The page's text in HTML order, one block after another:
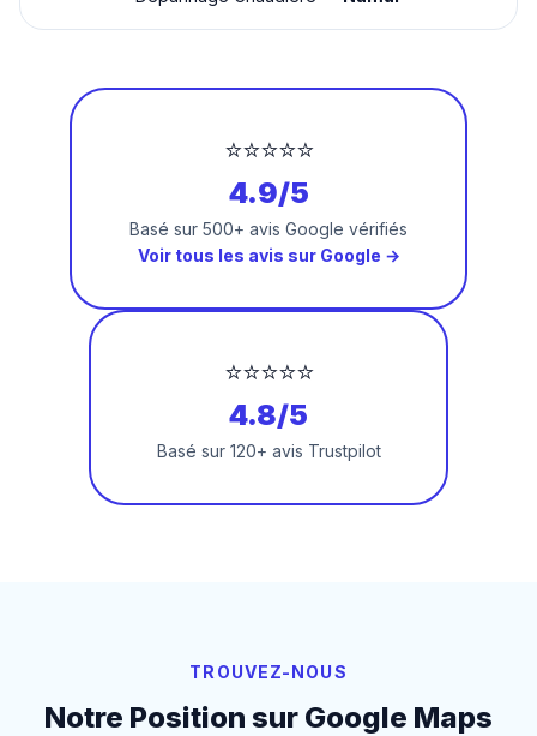
⭐⭐⭐⭐⭐
4.9/5
Basé sur 500+ avis Google vérifiés
Voir tous les avis sur Google →
⭐⭐⭐⭐⭐
4.8/5
Basé sur 120+ avis Trustpilot
TROUVEZ-NOUS
Notre Position sur Google Maps